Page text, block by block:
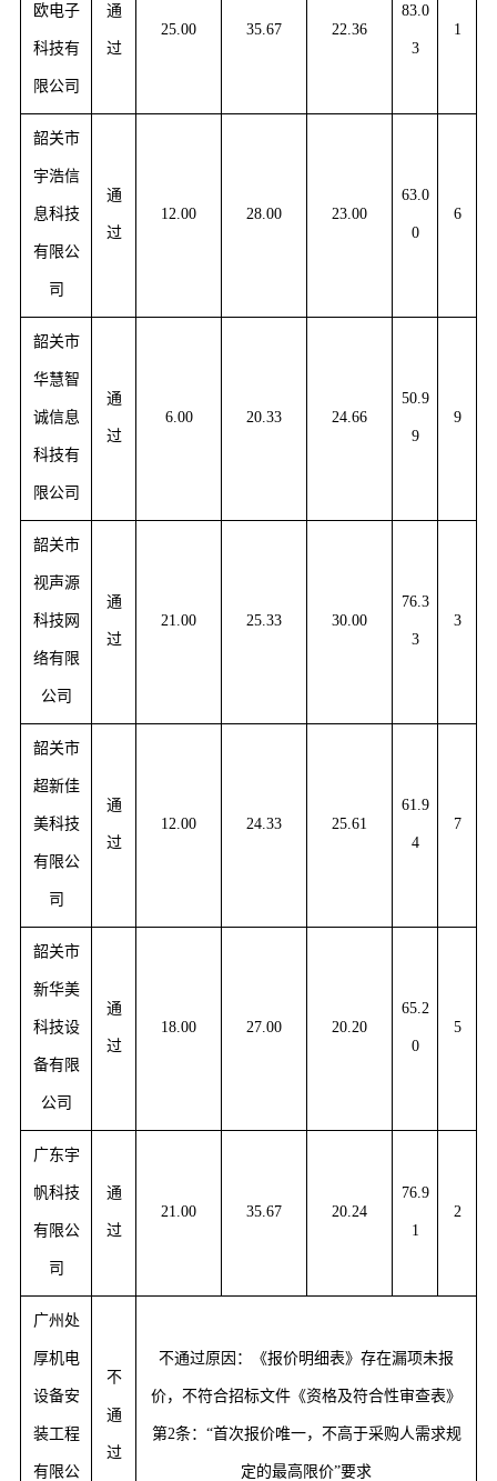
欧电子
科技有
限公司
通
过
25.00 35.67 22.36
83.0
3
1
韶关市
宇浩信
息科技
有限公
司
通
过
12.00 28.00 23.00
63.0
0
6
韶关市
华慧智
诚信息
科技有
限公司
通
过
6.00 20.33 24.66
50.9
9
9
韶关市
视声源
科技网
络有限
公司
通
过
21.00 25.33 30.00
76.3
3
3
韶关市
超新佳
美科技
有限公
司
通
过
12.00 24.33 25.61
61.9
4
7
韶关市
新华美
科技设
备有限
公司
通
过
18.00 27.00 20.20
65.2
0
5
广东宇
帆科技
有限公
司
通
过
21.00 35.67 20.24
76.9
1
2
广州处
厚机电
设备安
装工程
有限公
不
通
过
不通过原因：《报价明细表》存在漏项未报
价，不符合招标文件《资格及符合性审查表》
第2条：“首次报价唯一，不高于采购人需求规
定的最高限价”要求